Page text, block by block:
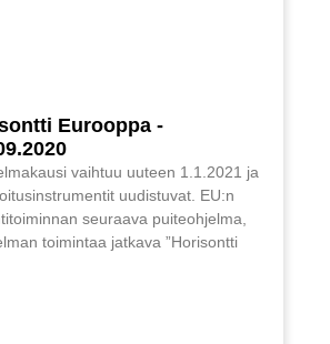
Eurooppa -
vaihtuu uuteen 1.1.2021 ja
uudistuvat. EU:n
seuraava puiteohjelma,
toimintaa jatkava ”Horisontti